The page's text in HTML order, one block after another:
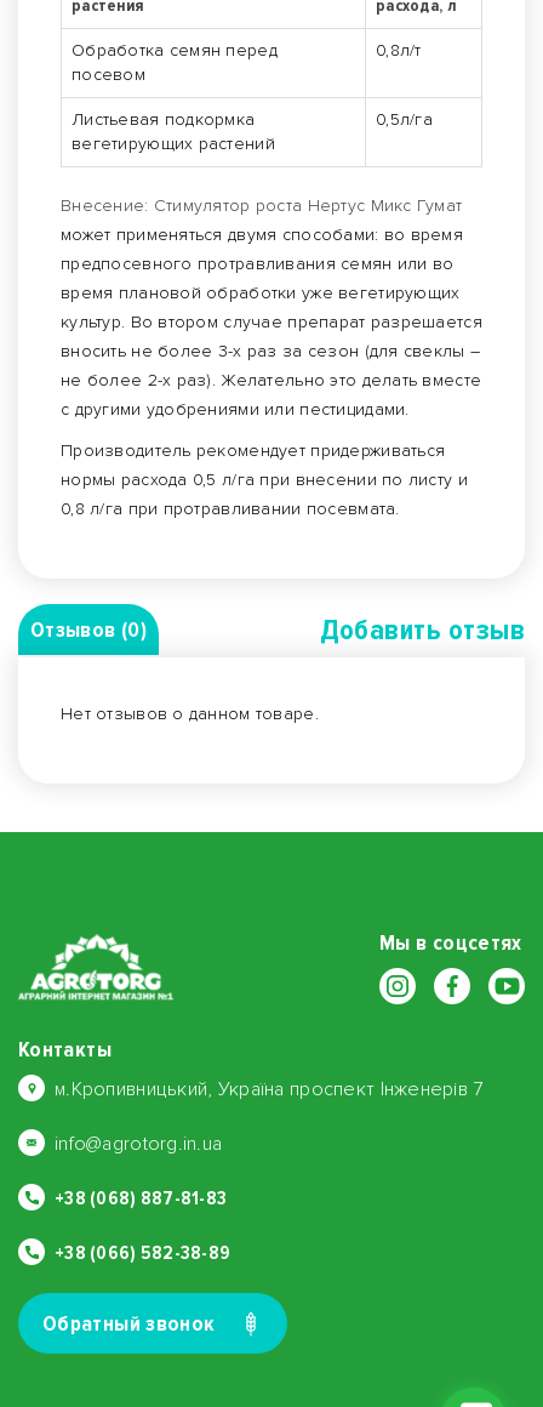
растения
расхода, л
Обработка семян перед
посевом
0,8л/т
Листьевая подкормка
вегетирующих растений
0,5л/га
Внесение: Стимулятор роста Нертус Микс Гумат
может применяться двумя способами: во время
предпосевного протравливания семян или во
время плановой обработки уже вегетирующих
культур. Во втором случае препарат разрешается
вносить не более 3-х раз за сезон (для свеклы –
не более 2-х раз). Желательно это делать вместе
с другими удобрениями или пестицидами.
Производитель рекомендует придерживаться
нормы расхода 0,5 л/га при внесении по листу и
0,8 л/га при протравливании посевмата.
Отзывов (0) Добавить отзыв
Нет отзывов о данном товаре.
Мы в соцсетях
Контакты
м.Кропивницький, Україна проспект Інженерів 7
info@agrotorg.in.ua
+38 (068) 887-81-83
+38 (066) 582-38-89
Обратный звонок